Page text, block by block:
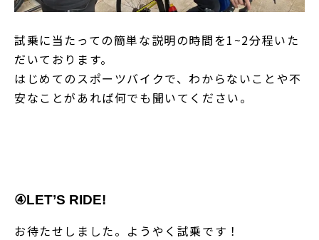
試乗に当たっての簡単な説明の時間を1~2分程いた
だいております。
はじめてのスポーツバイクで、わからないことや不
安なことがあれば何でも聞いてください。
④LET’S RIDE!
お待たせしました。ようやく試乗です！